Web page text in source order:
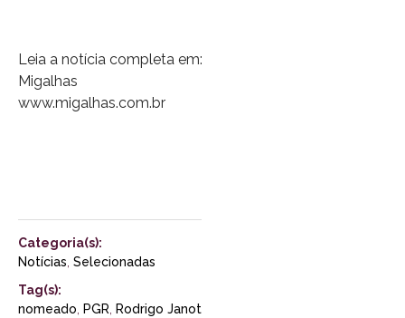
Leia a notícia completa em:
Migalhas
www.migalhas.com.br
Categoria(s):
Notícias Selecionadas
Tag(s):
nomeado
PGR Rodrigo Janot